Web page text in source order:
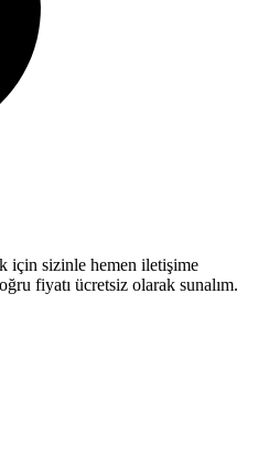
için sizinle hemen iletişime
fiyatı ücretsiz olarak sunalım.